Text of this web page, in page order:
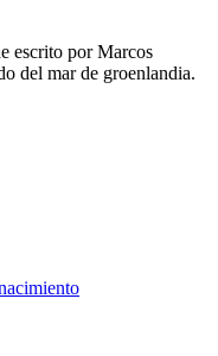
escrito porMarcos
del mar de groenlandia.